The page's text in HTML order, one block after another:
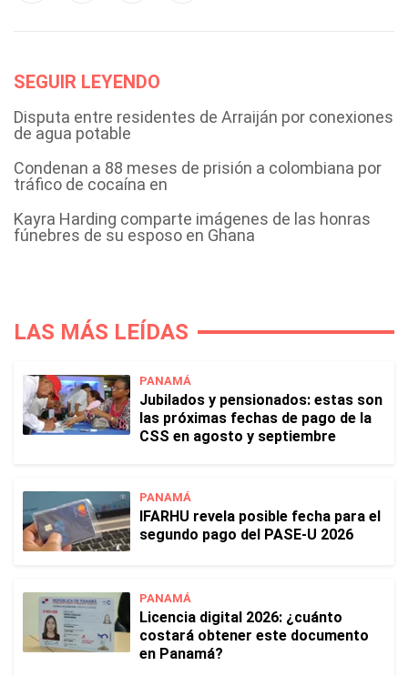
SEGUIR LEYENDO
Disputa entre residentes de Arraiján por conexiones
de agua potable
Condenan a 88 meses de prisión a colombiana por
tráfico de cocaína en
Kayra Harding comparte imágenes de las honras
fúnebres de su esposo en Ghana
LAS MÁS LEÍDAS
PANAMÁ
Jubilados y pensionados: estas son
las próximas fechas de pago de la
CSS en agosto y septiembre
PANAMÁ
IFARHU revela posible fecha para el
segundo pago del PASE-U 2026
PANAMÁ
Licencia digital 2026: ¿cuánto
costará obtener este documento
en Panamá?